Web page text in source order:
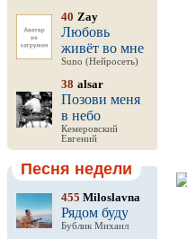
40 Zay
Любовь
живёт во мне
Suno (Нейросеть)
38 alsar
Позови меня
в небо
Кемеровский
Евгений
Песня недели
455 Miloslavna
Рядом буду
Бублик Михаил